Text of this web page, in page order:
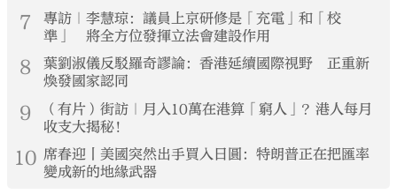
7
專訪｜李慧琼：議員上京研修是「充電」和「校
準」 將全方位發揮立法會建設作用
8
葉劉淑儀反駁羅奇謬論：香港延續國際視野 正重新
煥發國家認同
9
（有片）街訪｜月入10萬在港算「窮人」？港人每月
收支大揭秘！
10 席春迎丨美國突然出手買入日圓：特朗普正在把匯率
變成新的地緣武器